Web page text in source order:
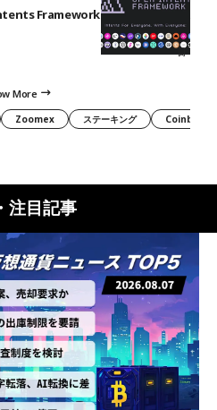
Framework」を発表｜相互運
More
Zoomex ステーキング Coinbase
注目記事